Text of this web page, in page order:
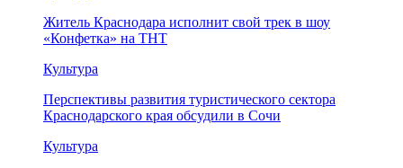
Житель Краснодара исполнит свой трек в шоу
«Конфетка» на ТНТ
Культура
Перспективы развития туристического сектора
Краснодарского края обсудили в Сочи
Культура